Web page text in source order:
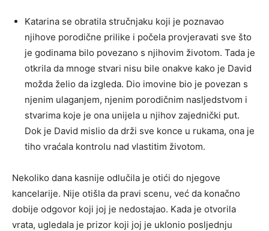
Katarina se obratila stručnjaku koji je poznavao
njihove porodične prilike i počela provjeravati sve što
je godinama bilo povezano s njihovim životom. Tada je
otkrila da mnoge stvari nisu bile onakve kako je David
možda želio da izgleda. Dio imovine bio je povezan s
njenim ulaganjem, njenim porodičnim nasljedstvom i
stvarima koje je ona unijela u njihov zajednički put.
Dok je David mislio da drži sve konce u rukama, ona je
tiho vraćala kontrolu nad vlastitim životom.
Nekoliko dana kasnije odlučila je otići do njegove
kancelarije. Nije otišla da pravi scenu, već da konačno
dobije odgovor koji joj je nedostajao. Kada je otvorila
vrata, ugledala je prizor koji joj je uklonio posljednju